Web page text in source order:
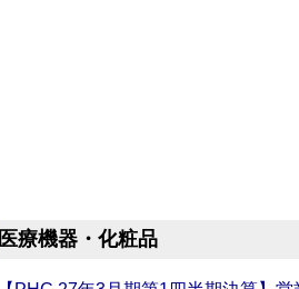
医療機器・化粧品